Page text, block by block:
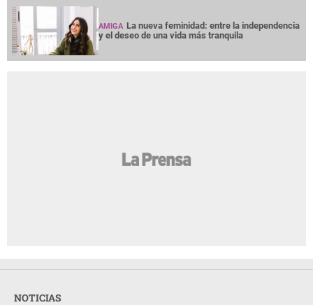
AMIGA La nueva feminidad: entre la independencia
y el deseo de una vida más tranquila
NOTICIAS